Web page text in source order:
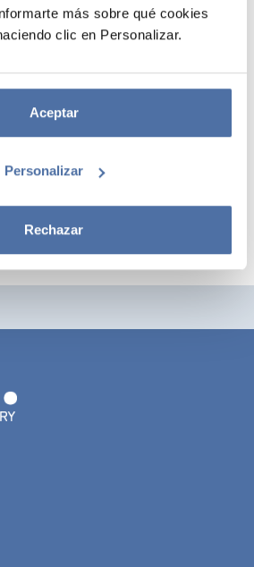
más sobre qué cookies
clic en Personalizar.
Aceptar
Personalizar
Rechazar
Cuenta con una pequeña figura de
en relieve y pintada a mano.
líquido a base de agua y aceite, que
figura sin que llegue a hundirse y realza el
Incluye un bolígrafo con tinta azul y un
x 3,5 cm.